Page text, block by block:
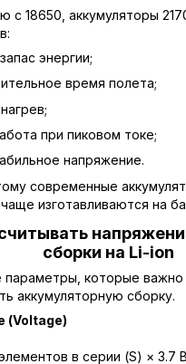
с 18650, аккумуляторы
энергии;
время полета;
при пиковом токе;
напряжение.
современные
изготавливаются на
сборки на Li-ion
параметры, которые
аккумуляторную сборку.
(Voltage)
в серии (S) × 3.7 В